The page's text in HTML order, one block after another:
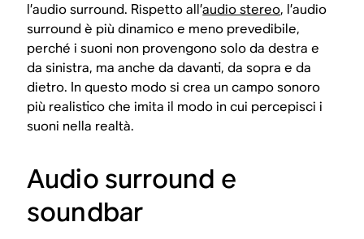
l’audio surround. Rispetto all’audio stereo, l’audio
surround è più dinamico e meno prevedibile,
perché i suoni non provengono solo da destra e
da sinistra, ma anche da davanti, da sopra e da
dietro. In questo modo si crea un campo sonoro
più realistico che imita il modo in cui percepisci i
suoni nella realtà.
Audio surround e
soundbar